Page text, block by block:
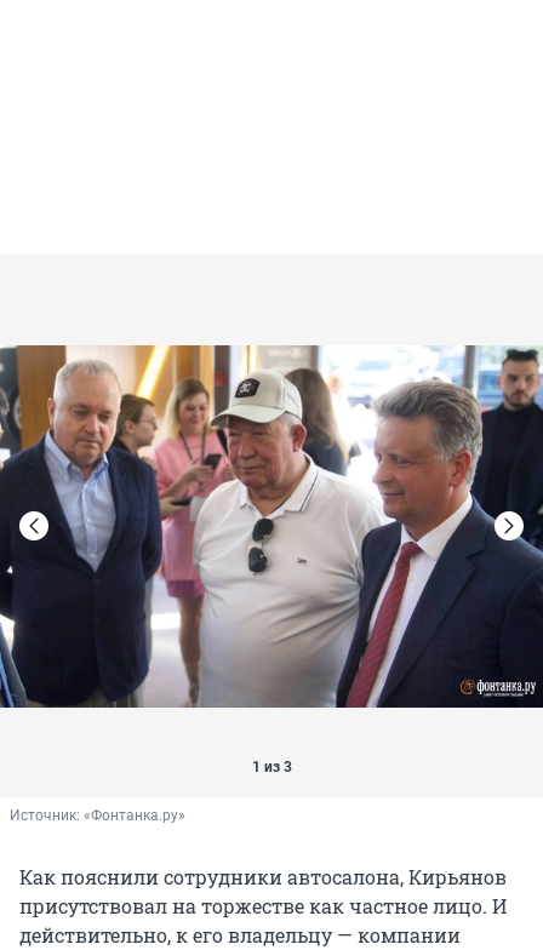
1 из 3
Источник: «Фонтанка.ру»
Как пояснили сотрудники автосалона, Кирьянов
присутствовал на торжестве как частное лицо. И
действительно, к его владельцу — компании